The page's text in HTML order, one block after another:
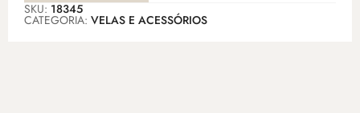
SKU: 18345
CATEGORIA: VELAS E ACESSÓRIOS